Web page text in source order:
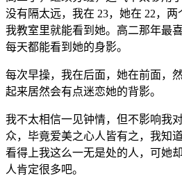
没有隔太远，我在 23，她在 22，
我教室里就能看到她。高二那年最
每天都能看到她的身影。
每次早操，我在后面，她在前面，
起来居然会有点迷恋她的背影。
我不太相信一见钟情，但不影响我
众，毕竟爱美之心人皆有之，我知
看得上我这么一无是处的人，可她
人肯定很多吧。